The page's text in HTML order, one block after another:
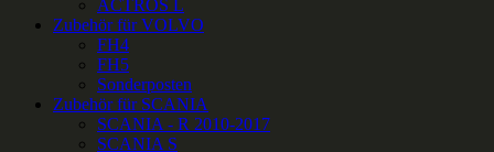
ACTROS L
Zubehör für VOLVO
FH4
FH5
Sonderposten
Zubehör für SCANIA
SCANIA - R 2010-2017
SCANIA S